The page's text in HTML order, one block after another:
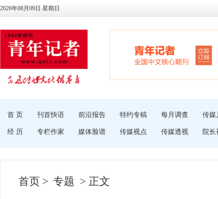
2026年08月09日 星期日
首 页 刊首快语 前沿报告 特约专稿 每月调查 传媒
经 历 专栏作家 媒体脸谱 传媒视点 传媒透视 院长
首页 > 专题 > 正文